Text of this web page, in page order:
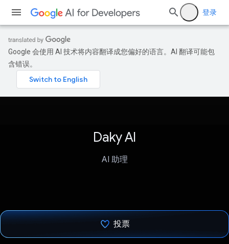
登录
Google 会使用 AI 技术将内容翻译成您偏好的语言。AI 翻译可能包
含错误。
Daky AI
AI 助理
投票